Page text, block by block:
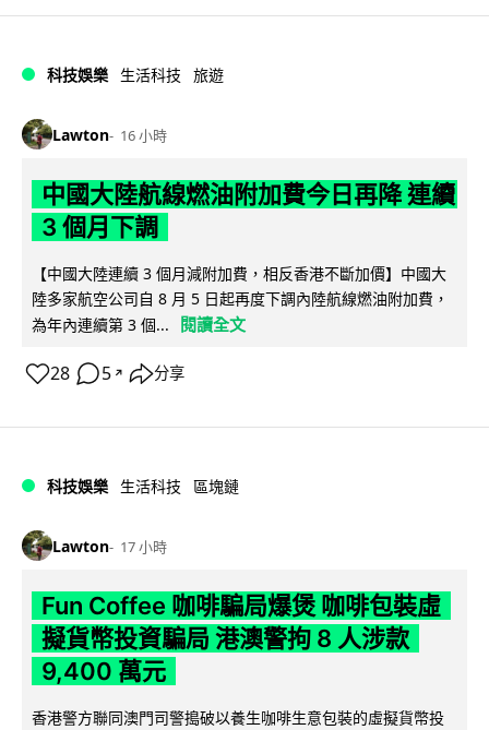
科技娛樂 生活科技 旅遊
Lawton 16 小時
中國大陸航線燃油附加費今日再降 連續
3 個月下調
【中國大陸連續 3 個月減附加費，相反香港不斷加價】中國大
陸多家航空公司自 8 月 5 日起再度下調內陸航線燃油附加費，
為年內連續第 3 個...
閱讀全文
28 5 ↗ 分享
科技娛樂 生活科技 區塊鏈
Lawton 17 小時
Fun Coffee 咖啡騙局爆煲 咖啡包裝虛
擬貨幣投資騙局 港澳警拘 8 人涉款
9,400 萬元
香港警方聯同澳門司警搗破以養生咖啡生意包裝的虛擬貨幣投